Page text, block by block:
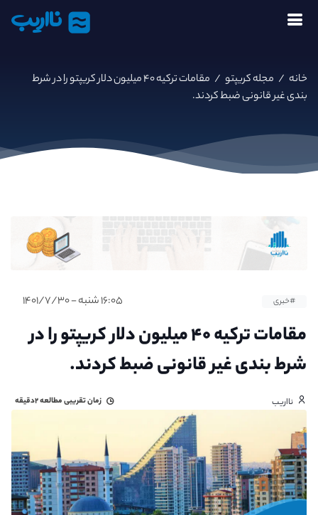
نااریب
خانه / مجله کریپتو /
مقامات ترکیه ۴۰ میلیون دلار کریپتو را در شرط
بندی غیر قانونی ضبط کردند.
#خبری ۱۶:۰۵ شنبه - ۱۴۰۱/۷/۳۰
مقامات ترکیه ۴۰ میلیون دلار کریپتو را در
شرط بندی غیر قانونی ضبط کردند.
نااریب زمان تقریبی مطالعه۲دقیقه